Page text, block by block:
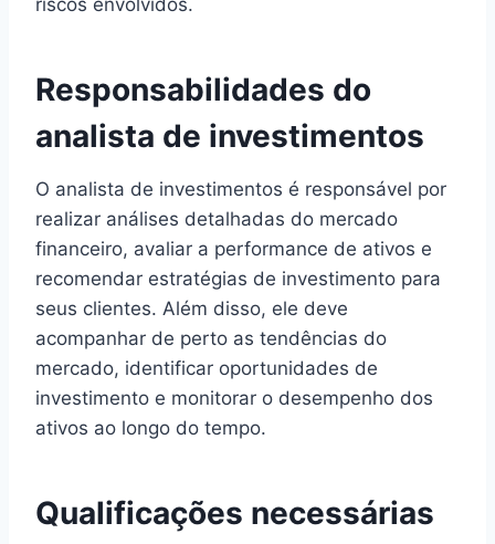
riscos envolvidos.
Responsabilidades do
analista de investimentos
O analista de investimentos é responsável por
realizar análises detalhadas do mercado
financeiro, avaliar a performance de ativos e
recomendar estratégias de investimento para
seus clientes. Além disso, ele deve
acompanhar de perto as tendências do
mercado, identificar oportunidades de
investimento e monitorar o desempenho dos
ativos ao longo do tempo.
Qualificações necessárias